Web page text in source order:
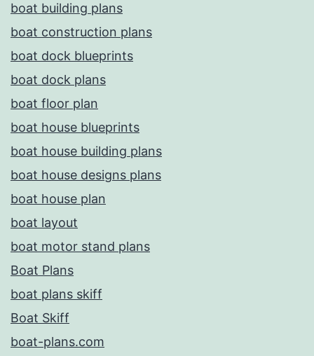
boat building plans
boat construction plans
boat dock blueprints
boat dock plans
boat floor plan
boat house blueprints
boat house building plans
boat house designs plans
boat house plan
boat layout
boat motor stand plans
Boat Plans
boat plans skiff
Boat Skiff
boat-plans.com